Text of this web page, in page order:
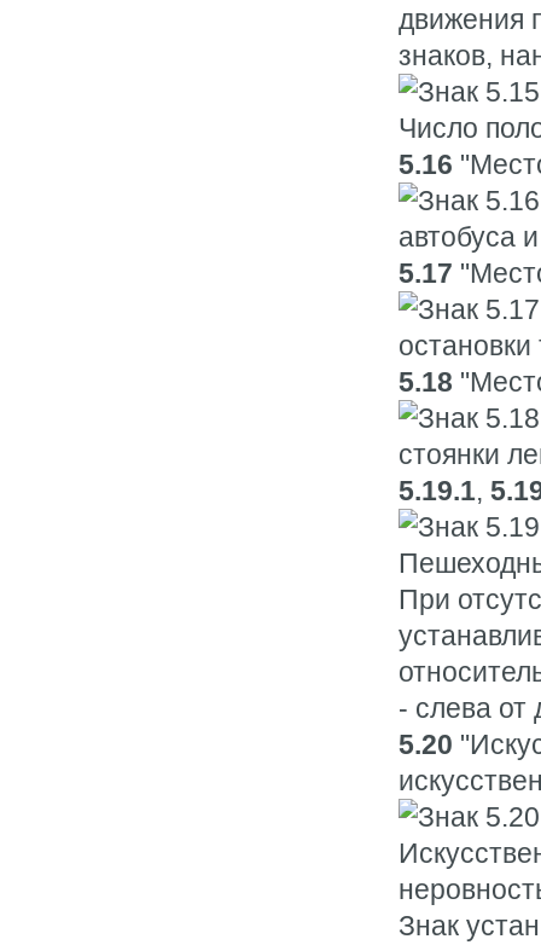
движения
знаков,
5.16
5.17
5.18
5.19.1,
При
- слева от
5.20
Знак